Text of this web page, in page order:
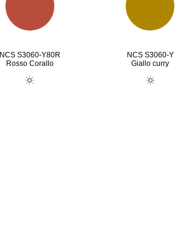
NCS S3060-Y80R
Rosso Corallo
NCS S3060-Y
Giallo curry